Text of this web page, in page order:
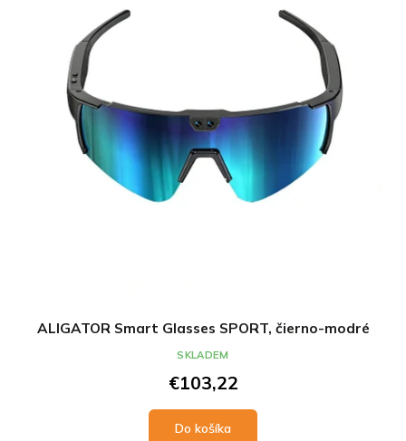
ALIGATOR Smart Glasses SPORT, čierno-modré
€103,22
Do košíka
SKLADEM